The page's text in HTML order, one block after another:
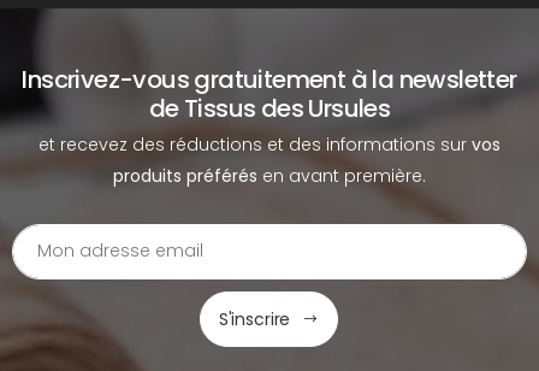
Inscrivez-vous gratuitement à la newsletter
de Tissus des Ursules
et recevez des réductions et des informations sur vos
produits préférés en avant première.
S'inscrire